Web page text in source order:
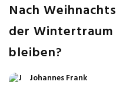
Nach
der
bleiben?
Johannes Frank